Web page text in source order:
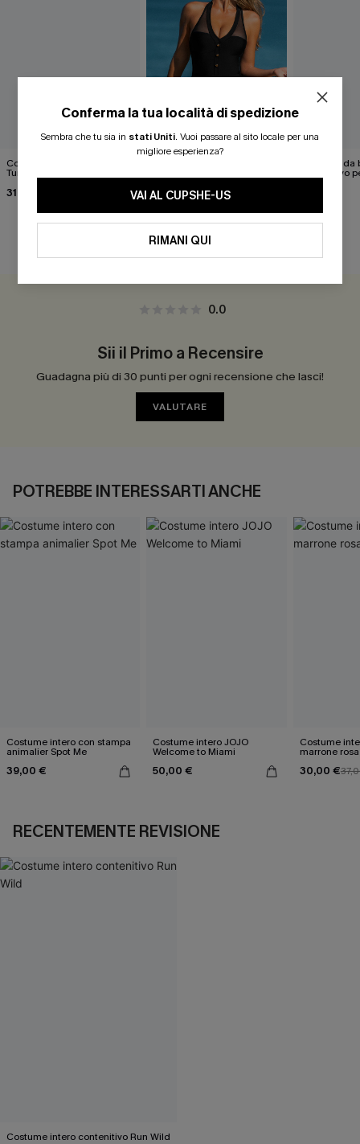
Costume intero Sienna Sun
Tummy Control
31,00 € 40,00 €
Costume
contenitivo
RECENSIONI DEI CLIENTI
0.0
Sii il Primo a Recensire
Guadagna più di 30 punti per ogni recensione che lasci!
VALUTARE
POTREBBE INTERESSARTI ANCHE
Costume intero con stampa
animalier Spot Me
39,00 €
Costume intero JOJO
Welcome to Miami
50,00 €
Costume
marrone
30,00 €
RECENTEMENTE REVISIONE
Costume intero contenitivo Run Wild
Conferma la tua località di spedizione
Sembra che tu sia in stati Uniti. Vuoi passare al sito locale per una
migliore esperienza?
VAI AL CUPSHE-US
RIMANI QUI